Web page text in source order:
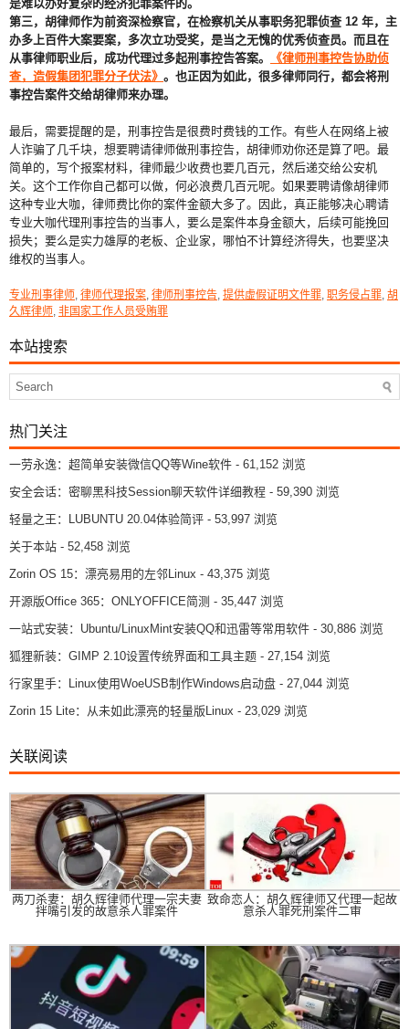
是难以办好复杂的经济犯罪案件的。
第三，胡律师作为前资深检察官，在检察机关从事职务犯罪侦查 12 年，主
办多上百件大案要案，多次立功受奖，是当之无愧的优秀侦查员。而且在
从事律师职业后，成功代理过多起刑事控告答案。
《律师刑事控告协助侦
查，造假集团犯罪分子伏法》 。也正因为如此，很多律师同行，都会将刑
事控告案件交给胡律师来办理。
最后，需要提醒的是，刑事控告是很费时费钱的工作。有些人在网络上被
人诈骗了几千块，想要聘请律师做刑事控告，胡律师劝你还是算了吧。最
简单的，写个报案材料，律师最少收费也要几百元，然后递交给公安机
关。这个工作你自己都可以做，何必浪费几百元呢。如果要聘请像胡律师
这种专业大咖，律师费比你的案件金额大多了。因此，真正能够决心聘请
专业大咖代理刑事控告的当事人，要么是案件本身金额大，后续可能挽回
损失；要么是实力雄厚的老板、企业家，哪怕不计算经济得失，也要坚决
维权的当事人。
专业刑事律师, 律师代理报案, 律师刑事控告, 提供虚假证明文件罪, 职务侵占罪, 胡
久辉律师, 非国家工作人员受贿罪
本站搜索
热门关注
一劳永逸：超简单安装微信QQ等Wine软件 - 61,152 浏览
安全会话：密聊黑科技Session聊天软件详细教程 - 59,390 浏览
轻量之王：LUBUNTU 20.04体验简评 - 53,997 浏览
关于本站 - 52,458 浏览
Zorin OS 15：漂亮易用的左邻Linux - 43,375 浏览
开源版Office 365：ONLYOFFICE简测 - 35,447 浏览
一站式安装：Ubuntu/LinuxMint安装QQ和迅雷等常用软件 - 30,886 浏览
狐狸新装：GIMP 2.10设置传统界面和工具主题 - 27,154 浏览
行家里手：Linux使用WoeUSB制作Windows启动盘 - 27,044 浏览
Zorin 15 Lite：从未如此漂亮的轻量版Linux - 23,029 浏览
关联阅读
两刀杀妻：胡久辉律师代理一宗夫妻
拌嘴引发的故意杀人罪案件
致命恋人：胡久辉律师又代理一起故
意杀人罪死刑案件二审